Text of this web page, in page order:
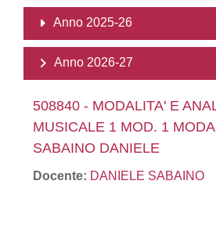
Anno 2025-26
Anno 2026-27
508840 - MODALITA' E
MUSICALE 1 MOD. 1
SABAINO DANIELE
Docente: DANIELE SABAINO